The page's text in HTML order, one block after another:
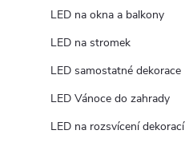
LED na okna a balkony
LED na stromek
LED samostatné dekorace
LED Vánoce do zahrady
LED na rozsvícení dekorací